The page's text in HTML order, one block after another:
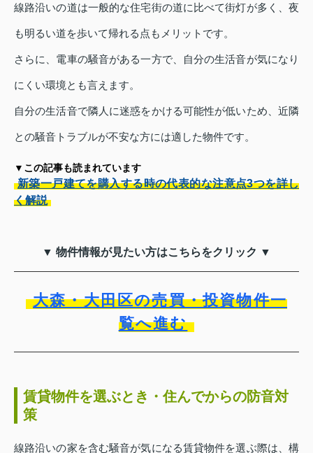
線路沿いの道は一般的な住宅街の道に比べて街灯が多く、夜
も明るい道を歩いて帰れる点もメリットです。
さらに、電車の騒音がある一方で、自分の生活音が気になり
にくい環境とも言えます。
自分の生活音で隣人に迷惑をかける可能性が低いため、近隣
との騒音トラブルが不安な方には適した物件です。
▼この記事も読まれています
新築一戸建てを購入する時の代表的な注意点3つを詳し
く解説
▼ 物件情報が見たい方はこちらをクリック ▼
大森・大田区の売買・投資物件一
覧へ進む
賃貸物件を選ぶとき・住んでからの防音対
策
線路沿いの家を含む騒音が気になる賃貸物件を選ぶ際は、構